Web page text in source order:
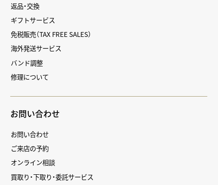
返品・交換
ギフトサービス
免税販売（TAX FREE SALES）
海外発送サービス
バンド調整
修理について
お問い合わせ
お問い合わせ
ご来店の予約
オンライン相談
買取り・下取り・委託サービス